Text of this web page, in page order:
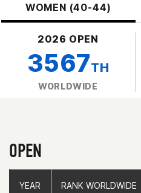
WOMEN (40-44)
2026 OPEN
3567TH
WORLDWIDE
OPEN
YEAR RANK WORLDWIDE
YEAR RANK WORLDWIDE